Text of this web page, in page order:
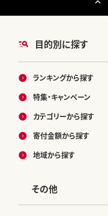
目的別に探す
ランキングから探す
特集・キャンペーン
カテゴリーから探す
寄付金額から探す
地域から探す
その他